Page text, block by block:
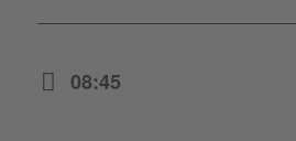
08:45